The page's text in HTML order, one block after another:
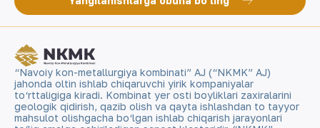
“Navoiy kon-metallurgiya kombinati” AJ (“NKMK” AJ)
jahonda oltin ishlab chiqaruvchi yirik kompaniyalar
to‘rttaligiga kiradi. Kombinat yer osti boyliklari zaxiralarini
geologik qidirish, qazib olish va qayta ishlashdan to tayyor
mahsulot olishgacha bo‘lgan ishlab chiqarish jarayonlari